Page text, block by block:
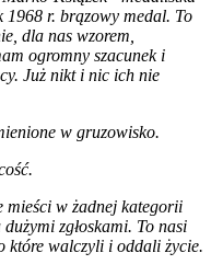
1968 r. brązowy medal. To
dla nas wzorem,
ogromny szacunek i
Już nikt i nic ich nie
w gruzowisko.
mieści w żadnej kategorii
zgłoskami. To nasi
które walczyli i oddali życie.